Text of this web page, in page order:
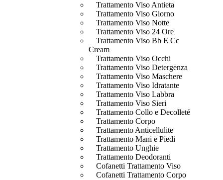
Trattamento Viso Antieta
Trattamento Viso Giorno
Trattamento Viso Notte
Trattamento Viso 24 Ore
Trattamento Viso Bb E Cc
Cream
Trattamento Viso Occhi
Trattamento Viso Detergenza
Trattamento Viso Maschere
Trattamento Viso Idratante
Trattamento Viso Labbra
Trattamento Viso Sieri
Trattamento Collo e Decolleté
Trattamento Corpo
Trattamento Anticellulite
Trattamento Mani e Piedi
Trattamento Unghie
Trattamento Deodoranti
Cofanetti Trattamento Viso
Cofanetti Trattamento Corpo